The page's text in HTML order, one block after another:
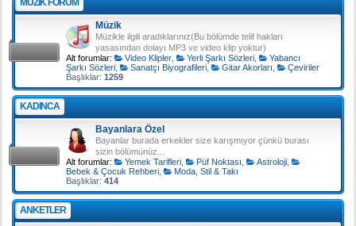
Müzik
Müzikle ilgili aradıklarınız(Bu bölümde telif hakları
yasasından dolayı MP3 ve video klip yoktur)
Alt forumlar:
Video Klipler, Yerli Şarkı Sözleri,
Yabancı
Şarkı Sözleri
Sanatçı Biyografileri, Gitar Akorları
Çeviriler
Başlıklar: 1259
KADINCA
Bayanlara Özel
Bayanlar burada erkekler size karışmıyor çünkü burası
sizin bölümünüz...
Alt forumlar:
Yemek Tarifleri, Püf Noktası Astroloji,
Bebek & Çocuk Rehberi
Moda, Stil & Takı
Başlıklar: 414
ANKETLER